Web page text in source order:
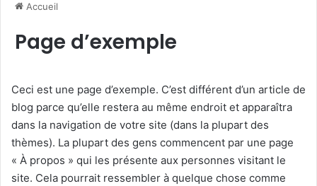
Accueil
Page d’exemple
Ceci est une page d’exemple. C’est différent d’un article de
blog parce qu’elle restera au même endroit et apparaîtra
dans la navigation de votre site (dans la plupart des
thèmes). La plupart des gens commencent par une page
« À propos » qui les présente aux personnes visitant le
site. Cela pourrait ressembler à quelque chose comme